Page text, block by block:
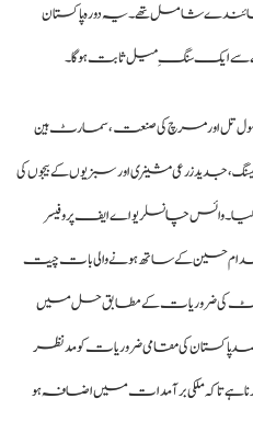
شامل تھے۔ یہ دورہ پاکستان
ایک سنگِ میل ثابت ہوگا۔
تل اور مرچ کی صنعت، سمارٹ ہین
جدید زرعی مشینری اور سبزیوں کے بیجوں کی
وائس چانسلر یو اے ایف پروفیسر
صدام حسین کے ساتھ ہونے والی بات چیت
کی ضروریات کے مطابق حل میں
پاکستان کی مقامی ضروریات کو مدنظر
ہے تاکہ ملکی برآمدات میں اضافہ ہو